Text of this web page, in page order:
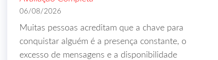
06/08/2026
Muitas pessoas acreditam que a chave para
conquistar alguém é a presença constante, o
excesso de mensagens e a disponibilidade